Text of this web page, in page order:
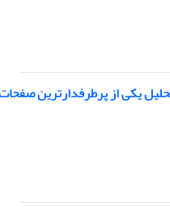
یکی از پرطرفدارترین